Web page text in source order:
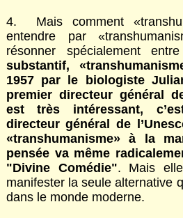
4. Mais comment
entendre par
résonner spécialement
substantif,
1957 par le biologiste
premier directeur général
est très intéressant,
directeur général de
«transhumanisme» à la
pensée va même
"Divine Comédie". Mais
manifester la seule alternative
dans le monde moderne.